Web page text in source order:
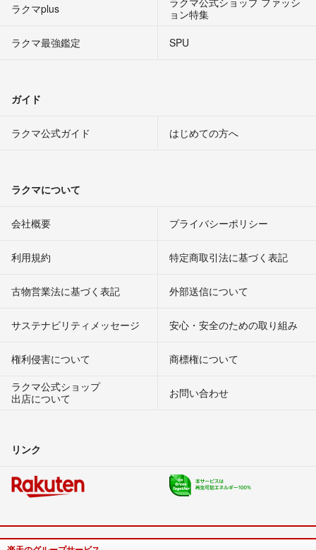
ラクマplus
ョン特集
ラクマ最強鑑定
SPU
ガイド
ラクマ公式ガイド はじめての方へ
ラクマについて
会社概要 プライバシーポリシー
利用規約 特定商取引法に基づく表記
古物営業法に基づく表記 外部送信について
サステナビリティメッセージ 安心・安全のための取り組み
権利侵害について
商標権について
ラクマ公式ショップ
出店について
お問い合わせ
リンク